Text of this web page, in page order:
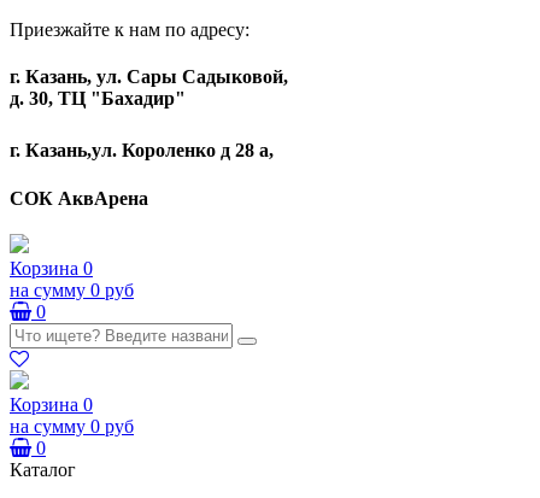
Приезжайте к нам по адресу:
г. Казань, ул. Сары Садыковой,
д. 30, ТЦ "Бахадир"
г. Казань,ул. Короленко д 28 а,
СОК АквАрена
Корзина 0
на сумму 0 руб
0
Корзина 0
на сумму 0 руб
0
Каталог